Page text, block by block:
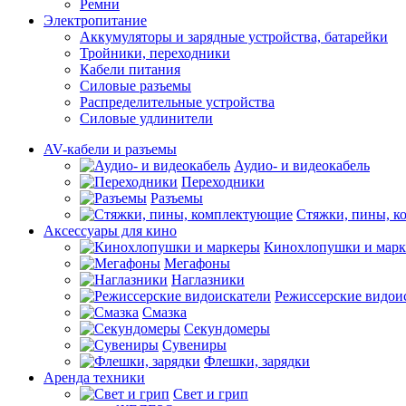
Ремни
Электропитание
Аккумуляторы и зарядные устройства, батарейки
Тройники, переходники
Кабели питания
Силовые разъемы
Распределительные устройства
Силовые удлинители
AV-кабели и разъемы
Аудио- и видеокабель
Переходники
Разъемы
Стяжки, пины,
Аксессуары для кино
Кинохлопушки и
Мегафоны
Наглазники
Режиссерские
Смазка
Секундомеры
Сувениры
Флешки, зарядки
Аренда техники
Свет и грип